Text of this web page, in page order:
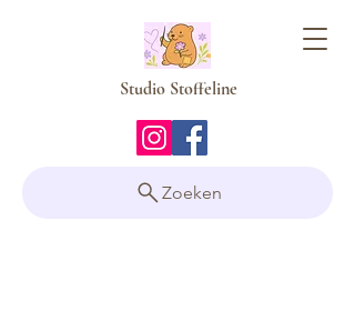
Studio Stoffeline
Zoeken